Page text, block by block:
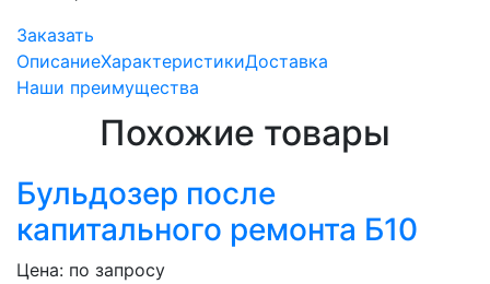
Заказать
ОписаниеХарактеристикиДоставка
Наши преимущества
Похожие товары
Бульдозер после
капитального ремонта Б10
Цена: по запросу